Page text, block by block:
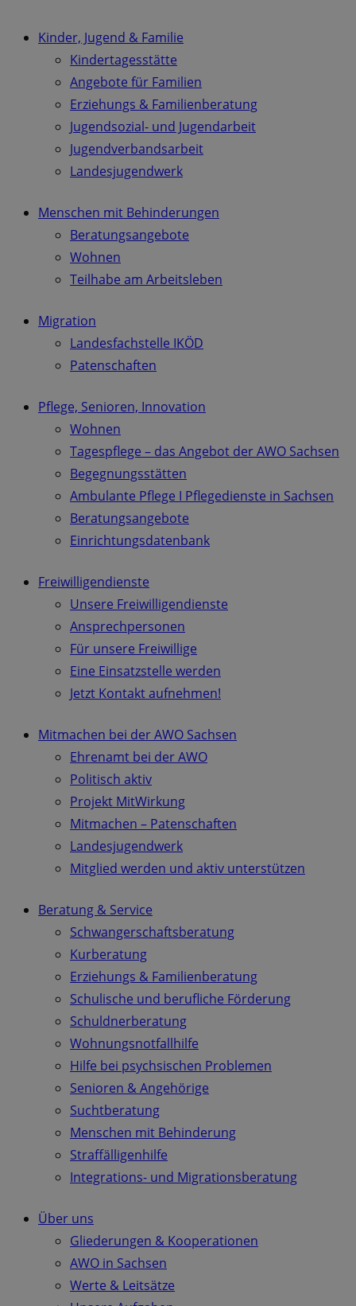
Kinder, Jugend & Familie
Kindertagesstätte
Angebote für Familien
Erziehungs & Familienberatung
Jugendsozial- und Jugendarbeit
Jugendverbandsarbeit
Landesjugendwerk
Menschen mit Behinderungen
Beratungsangebote
Wohnen
Teilhabe am Arbeitsleben
Migration
Landesfachstelle IKÖD
Patenschaften
Pflege, Senioren, Innovation
Wohnen
Tagespflege – das Angebot der AWO Sachsen
Begegnungsstätten
Ambulante Pflege I Pflegedienste in Sachsen
Beratungsangebote
Einrichtungsdatenbank
Freiwilligendienste
Unsere Freiwilligendienste
Ansprechpersonen
Für unsere Freiwillige
Eine Einsatzstelle werden
Jetzt Kontakt aufnehmen!
Mitmachen bei der AWO Sachsen
Ehrenamt bei der AWO
Politisch aktiv
Projekt MitWirkung
Mitmachen – Patenschaften
Landesjugendwerk
Mitglied werden und aktiv unterstützen
Beratung & Service
Schwangerschaftsberatung
Kurberatung
Erziehungs & Familienberatung
Schulische und berufliche Förderung
Schuldnerberatung
Wohnungsnotfallhilfe
Hilfe bei psychsischen Problemen
Senioren & Angehörige
Suchtberatung
Menschen mit Behinderung
Straffälligenhilfe
Integrations- und Migrationsberatung
Über uns
Gliederungen & Kooperationen
AWO in Sachsen
Werte & Leitsätze